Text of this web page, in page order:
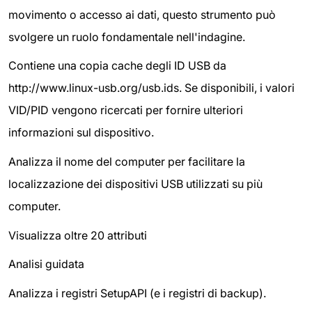
movimento o accesso ai dati, questo strumento può
svolgere un ruolo fondamentale nell'indagine.
Contiene una copia cache degli ID USB da
http://www.linux-usb.org/usb.ids. Se disponibili, i valori
VID/PID vengono ricercati per fornire ulteriori
informazioni sul dispositivo.
Analizza il nome del computer per facilitare la
localizzazione dei dispositivi USB utilizzati su più
computer.
Visualizza oltre 20 attributi
Analisi guidata
Analizza i registri SetupAPI (e i registri di backup).